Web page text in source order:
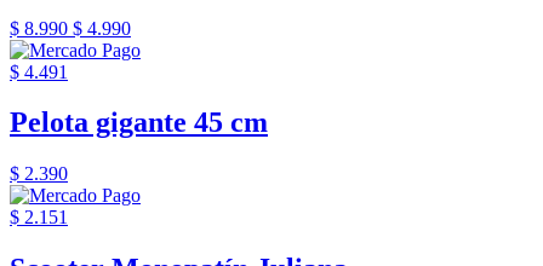
$ 8.990 $ 4.990
$ 4.491
Pelota gigante 45 cm
$ 2.390
$ 2.151